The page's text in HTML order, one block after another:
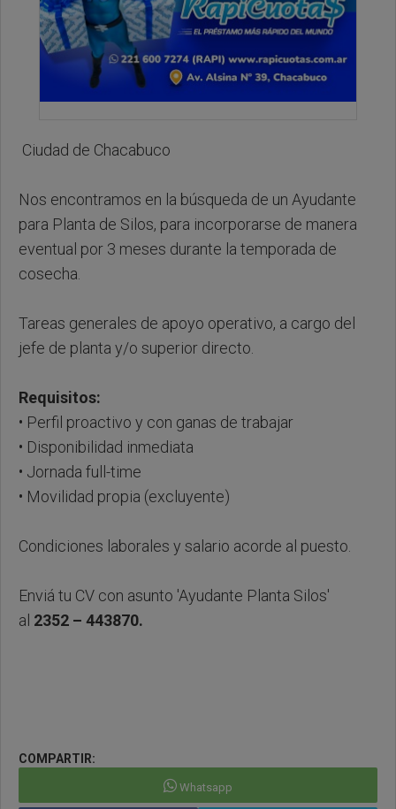
Ciudad de Chacabuco
Nos encontramos en la búsqueda de un Ayudante
para Planta de Silos, para incorporarse de manera
eventual por 3 meses durante la temporada de
cosecha.
Tareas generales de apoyo operativo, a cargo del
jefe de planta y/o superior directo.
Requisitos:
• Perfil proactivo y con ganas de trabajar
• Disponibilidad inmediata
• Jornada full-time
• Movilidad propia (excluyente)
Condiciones laborales y salario acorde al puesto.
Enviá tu CV con asunto 'Ayudante Planta Silos'
al 2352 – 443870.
COMPARTIR:
Whatsapp